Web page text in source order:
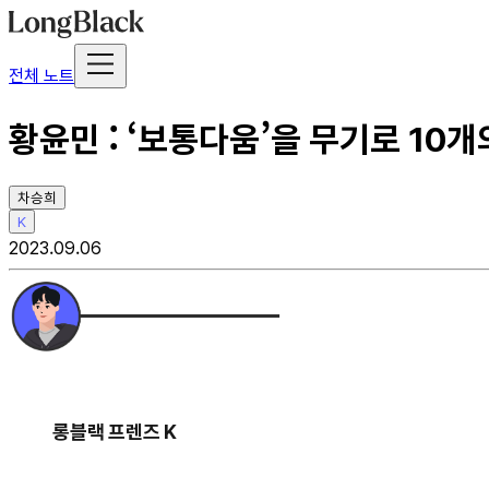
전체 노트
황윤민 : ‘보통다움’을 무기로 10
차승희
K
2023.09.06
롱블랙 프렌즈 K